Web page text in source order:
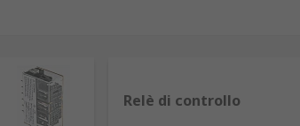
piccola e, grazie alla loro
Relè di controllo